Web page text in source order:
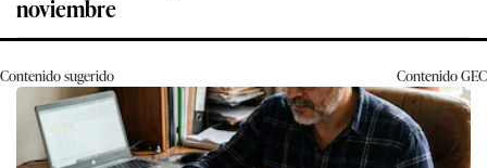
noviembre
Contenido sugerido ContenidoGEC